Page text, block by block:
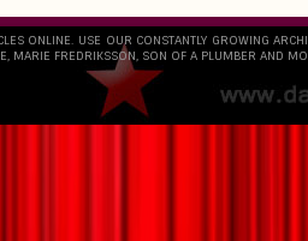
ONLINE. USE OUR CONSTANTLY GROWING
MARIE FREDRIKSSON, SON OF A PLUMBER AND